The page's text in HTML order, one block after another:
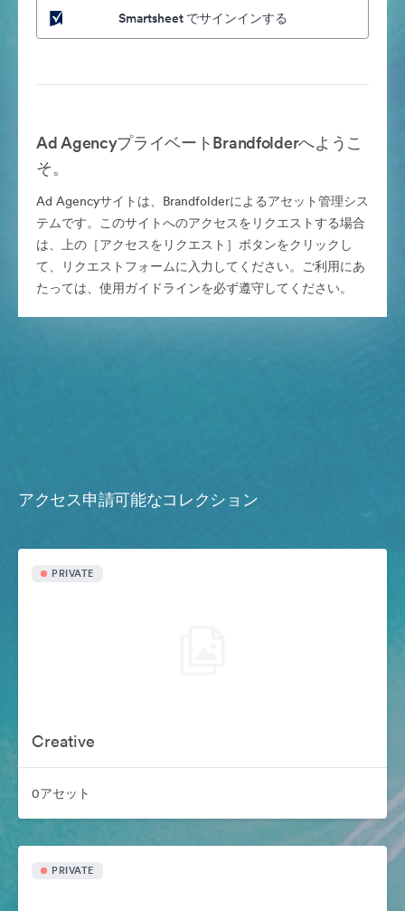
Smartsheet でサインインする
Ad AgencyプライベートBrandfolderへようこ
そ。
Ad Agencyサイトは、Brandfolderによるアセット管理シス
テムです。このサイトへのアクセスをリクエストする場合
は、上の［アクセスをリクエスト］ボタンをクリックし
て、リクエストフォームに入力してください。ご利用にあ
たっては、使用ガイドラインを必ず遵守してください。
アクセス申請可能なコレクション
PRIVATE
Creative
0アセット
PRIVATE